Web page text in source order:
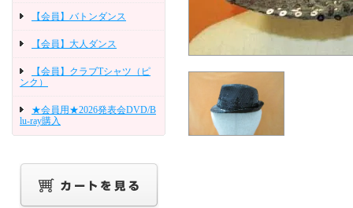
【会員】バトンダンス
【会員】大人ダンス
【会員】クラブTシャツ（ピ
ンク）
★会員用★2026発表会DVD/B
lu-ray購入